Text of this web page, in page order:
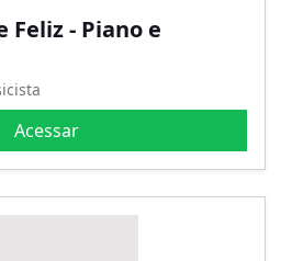
- Piano e
Acessar